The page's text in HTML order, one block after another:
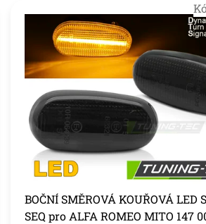
BOČNÍ SMĚROVÁ KOUŘOVÁ LED
SEQ pro ALFA ROMEO MITO 147